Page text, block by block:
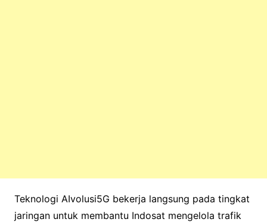
Teknologi AIvolusi5G bekerja langsung pada tingkat
jaringan untuk membantu Indosat mengelola trafik